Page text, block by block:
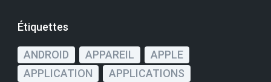
Étiquettes
ANDROID APPAREIL
APPLE
APPLICATION
APPLICATIONS